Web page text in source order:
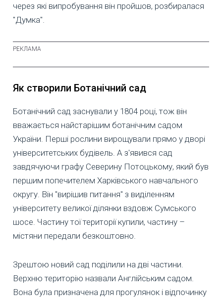
через які випробування він пройшов, розбиралася
"Думка".
Як створили Ботанічний сад
Ботанічний сад заснували у 1804 році, тож він
вважається найстарішим ботанічним садом
України. Перші рослини вирощували прямо у дворі
університетських будівель. А з'явився сад
завдячуючи графу Северину Потоцькому, який був
першим попечителем Харківського навчального
округу. Він "вирішив питання" з виділенням
університету великої ділянки вздовж Сумського
шосе. Частину тої території купили, частину –
містяни передали безкоштовно.
Зрештою новий сад поділили на дві частини.
Верхню територію назвали Англійським садом.
Вона була призначена для прогулянок і відпочинку